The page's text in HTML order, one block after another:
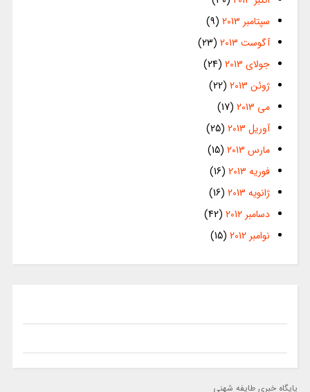
سپتامبر 2013
(9)
آگوست 2013
(23)
جولای 2013
(24)
ژوئن 2013
(22)
می 2013
(17)
آوریل 2013
(25)
مارس 2013
(15)
فوریه 2013
(16)
ژانویه 2013
(16)
دسامبر 2012
(42)
نوامبر 2012
(15)
پایگاه خبری طایفه شهنی